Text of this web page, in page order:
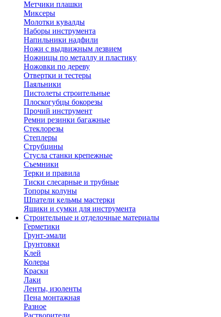
Метчики плашки
Миксеры
Молотки кувалды
Наборы инструмента
Напильники надфили
Ножи с выдвижным лезвием
Ножницы по металлу и пластику
Ножовки по дереву
Отвертки и тестеры
Паяльники
Пистолеты строительные
Плоскогубцы бокорезы
Прочий инструмент
Ремни резинки багажные
Стеклорезы
Степлеры
Струбцины
Стусла станки крепежные
Съемники
Терки и правила
Тиски слесарные и трубные
Топоры колуны
Шпатели кельмы мастерки
Ящики и сумки для инструмента
Строительные и отделочные материалы
Герметики
Грунт-эмали
Грунтовки
Клей
Колеры
Краски
Лаки
Ленты, изоленты
Пена монтажная
Разное
Растворители